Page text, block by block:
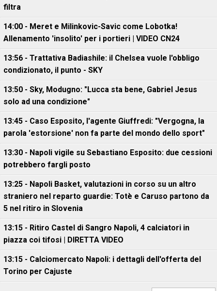
filtra
14:00 - Meret e Milinkovic-Savic come Lobotka!
Allenamento 'insolito' per i portieri | VIDEO CN24
13:56 - Trattativa Badiashile: il Chelsea vuole l'obbligo
condizionato, il punto - SKY
13:50 - Sky, Modugno: "Lucca sta bene, Gabriel Jesus
solo ad una condizione"
13:45 - Caso Esposito, l'agente Giuffredi: "Vergogna, la
parola 'estorsione' non fa parte del mondo dello sport"
13:30 - Napoli vigile su Sebastiano Esposito: due cessioni
potrebbero fargli posto
13:25 - Napoli Basket, valutazioni in corso su un altro
straniero nel reparto guardie: Totè e Caruso partono da
5 nel ritiro in Slovenia
13:15 - Ritiro Castel di Sangro Napoli, 4 calciatori in
piazza coi tifosi | DIRETTA VIDEO
13:15 - Calciomercato Napoli: i dettagli dell'offerta del
Torino per Cajuste